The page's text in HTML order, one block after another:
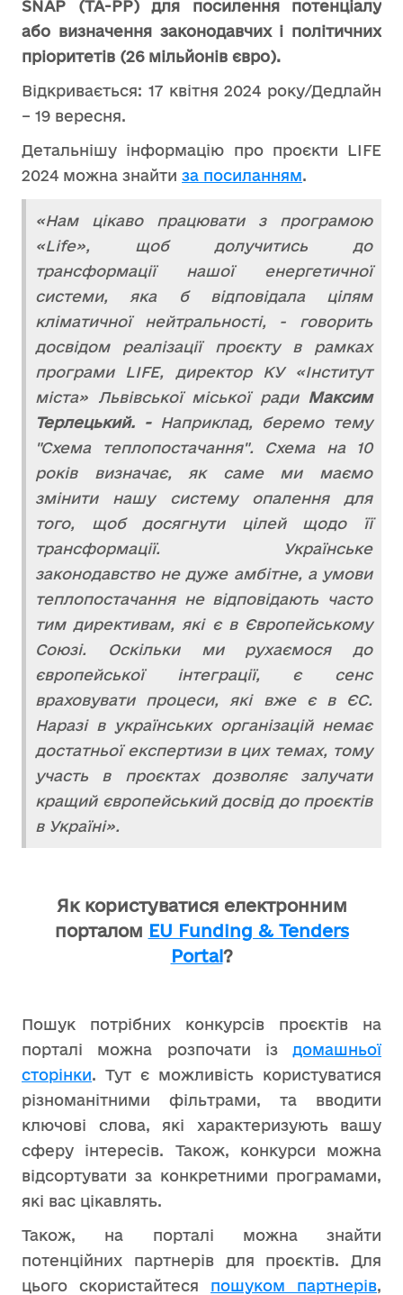
SNAP (TA-PP) для посилення потенціалу
або визначення законодавчих і політичних
пріоритетів (26 мільйонів євро).
Відкривається: 17 квітня 2024 року/Дедлайн
– 19 вересня.
Детальнішу інформацію про проєкти LIFE
2024 можна знайти за посиланням.
«Нам цікаво працювати з програмою
«Life», щоб долучитись до
трансформації нашої енергетичної
системи, яка б відповідала цілям
кліматичної нейтральності, - говорить
досвідом реалізації проєкту в рамках
програми LIFE, директор КУ «Інститут
міста» Львівської міської ради Максим
Терлецький. - Наприклад, беремо тему
"Схема теплопостачання". Схема на 10
років визначає, як саме ми маємо
змінити нашу систему опалення для
того, щоб досягнути цілей щодо її
трансформації. Українське
законодавство не дуже амбітне, а умови
теплопостачання не відповідають часто
тим директивам, які є в Європейському
Союзі. Оскільки ми рухаємося до
європейської інтеграції, є сенс
враховувати процеси, які вже є в ЄС.
Наразі в українських організацій немає
достатньої експертизи в цих темах, тому
участь в проєктах дозволяє залучати
кращий європейський досвід до проєктів
в Україні».
Як користуватися електронним
порталом EU Funding & Tenders
Portal?
Пошук потрібних конкурсів проєктів на
порталі можна розпочати із домашньої
сторінки. Тут є можливість користуватися
різноманітними фільтрами, та вводити
ключові слова, які характеризують вашу
сферу інтересів. Також, конкурси можна
відсортувати за конкретними програмами,
які вас цікавлять.
Також, на порталі можна знайти
потенційних партнерів для проєктів. Для
цього скористайтеся пошуком партнерів,